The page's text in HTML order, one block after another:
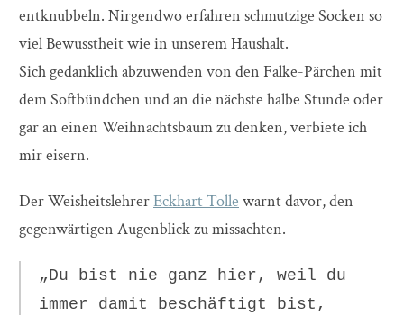
entknubbeln. Nirgendwo erfahren schmutzige Socken so
viel Bewusstheit wie in unserem Haushalt.
Sich gedanklich abzuwenden von den Falke-Pärchen mit
dem Softbündchen und an die nächste halbe Stunde oder
gar an einen Weihnachtsbaum zu denken, verbiete ich
mir eisern.
Der WeisheitslehrerEckhart Tolle warnt davor, den
gegenwärtigen Augenblick zu missachten.
„Du bist nie ganz hier, weil du
immer damit beschäftigt bist,